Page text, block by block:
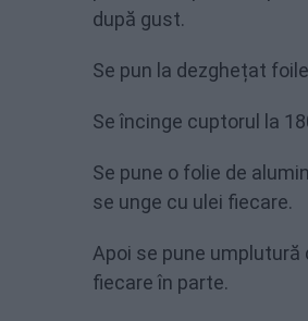
după gust.
Se pun la dezghețat
Se încinge cuptorul la
Se pune o folie de
se unge cu ulei fiecare.
Apoi se pune umplutură
fiecare în parte.